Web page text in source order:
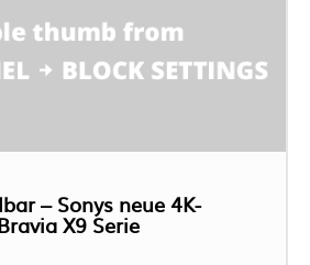
– Sonys neue 4K-
X9 Serie